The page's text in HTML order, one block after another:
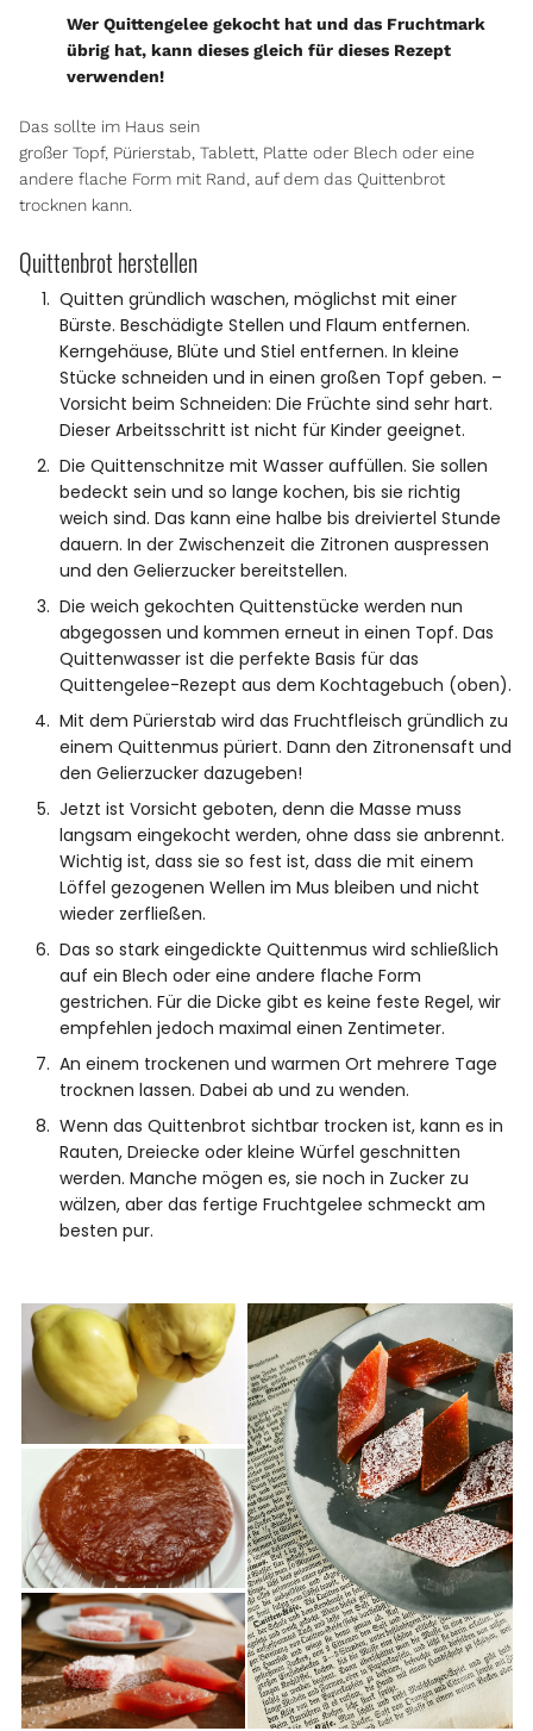
Wer Quittengelee gekocht hat und das Fruchtmark
übrig hat, kann dieses gleich für dieses Rezept
verwenden!
Das sollte im Haus sein
großer Topf, Pürierstab, Tablett, Platte oder Blech oder eine
andere flache Form mit Rand, auf dem das Quittenbrot
trocknen kann.
Quittenbrot herstellen
Quitten gründlich waschen, möglichst mit einer
Bürste. Beschädigte Stellen und Flaum entfernen.
Kerngehäuse, Blüte und Stiel entfernen. In kleine
Stücke schneiden und in einen großen Topf geben. –
Vorsicht beim Schneiden: Die Früchte sind sehr hart.
Dieser Arbeitsschritt ist nicht für Kinder geeignet.
Die Quittenschnitze mit Wasser auffüllen. Sie sollen
bedeckt sein und so lange kochen, bis sie richtig
weich sind. Das kann eine halbe bis dreiviertel Stunde
dauern. In der Zwischenzeit die Zitronen auspressen
und den Gelierzucker bereitstellen.
Die weich gekochten Quittenstücke werden nun
abgegossen und kommen erneut in einen Topf. Das
Quittenwasser ist die perfekte Basis für das
Quittengelee-Rezept aus dem Kochtagebuch (oben).
Mit dem Pürierstab wird das Fruchtfleisch gründlich zu
einem Quittenmus püriert. Dann den Zitronensaft und
den Gelierzucker dazugeben!
Jetzt ist Vorsicht geboten, denn die Masse muss
langsam eingekocht werden, ohne dass sie anbrennt.
Wichtig ist, dass sie so fest ist, dass die mit einem
Löffel gezogenen Wellen im Mus bleiben und nicht
wieder zerfließen.
Das so stark eingedickte Quittenmus wird schließlich
auf ein Blech oder eine andere flache Form
gestrichen. Für die Dicke gibt es keine feste Regel, wir
empfehlen jedoch maximal einen Zentimeter.
An einem trockenen und warmen Ort mehrere Tage
trocknen lassen. Dabei ab und zu wenden.
Wenn das Quittenbrot sichtbar trocken ist, kann es in
Rauten, Dreiecke oder kleine Würfel geschnitten
werden. Manche mögen es, sie noch in Zucker zu
wälzen, aber das fertige Fruchtgelee schmeckt am
besten pur.